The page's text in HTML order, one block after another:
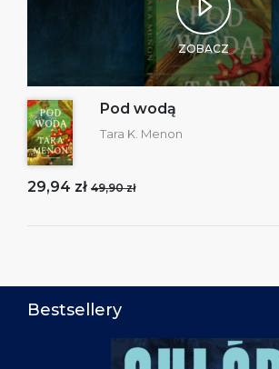
ZOBACZ
Pod wodą
Tara K. Menon
29,94 zł 49,90 zł
Bestsellery